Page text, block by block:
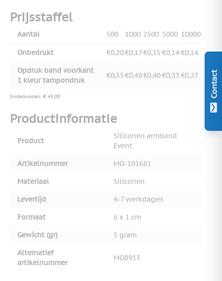
Contact
Prijsstaffel
Aantal 500 1000 2500 5000 10000
Onbedrukt €0,20€0,17€0,15 €0,14€0,14
Opdruk band voorkant
1 kleur tampondruk
€0,55€0,48€0,40€0,33 €0,27
Instelkosten: € 45,00
Productinformatie
Product
Siliconen armband
Event
Artikelnummer
MO-101681
Materiaal
Siliconen
Levertijd
4-7 werkdagen
Formaat
6 x 1 cm
Gewicht (gr)
5 gram
Alternatief
artikelnummer
MO8913